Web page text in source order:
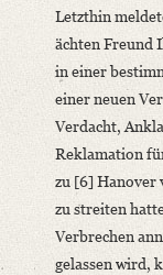
Letzthin
ächten Freund
in einer
einer neuen
Verdacht,
Reklamation
zu [6] Hanover
zu streiten
Verbrechen
gelassen wird,